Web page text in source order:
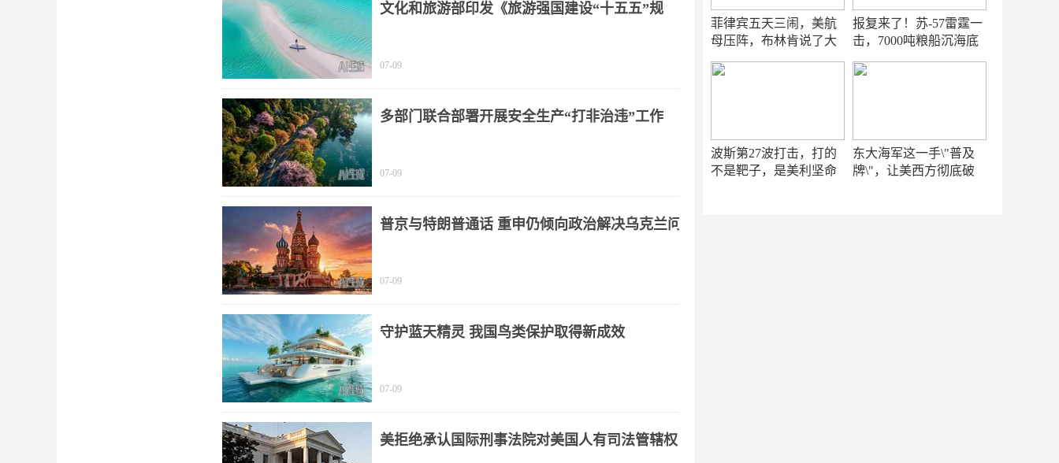
菲律宾五天三闹，美航
母压阵，布林肯说了大
报复来了！苏-57雷霆一
击，7000吨粮船沉海底
波斯第27波打击，打的
不是靶子，是美利坚命
东大海军这一手\"普及
牌\"，让美西方彻底破
文化和旅游部印发《旅游强国建设“十五五”规
07-09
多部门联合部署开展安全生产“打非治违”工作
07-09
普京与特朗普通话 重申仍倾向政治解决乌克兰问
07-09
守护蓝天精灵 我国鸟类保护取得新成效
07-09
美拒绝承认国际刑事法院对美国人有司法管辖权